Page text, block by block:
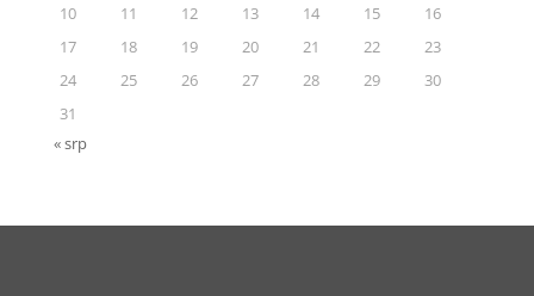
10
11 12 13 14 15
16
17
18 19 20 21 22
23
24
25 26 27 28 29
30
31
« srp